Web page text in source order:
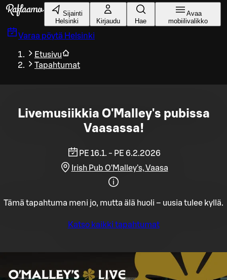
Siirry pääsisältöön
Sijainti
Helsinki
Kirjaudu Hae
Avaa
mobiilivalikko
Varaa pöytä Helsinki
Etusivu
Tapahtumat
Livemusiikkia O'Malley's pubissa
Vaasassa!
PE 16.1. - PE 6.2.2026
Irish Pub O'Malley's, Vaasa
Tämä tapahtuma meni jo, mutta älä huoli – uusia tulee kyllä.
Katso kaikki tapahtumat